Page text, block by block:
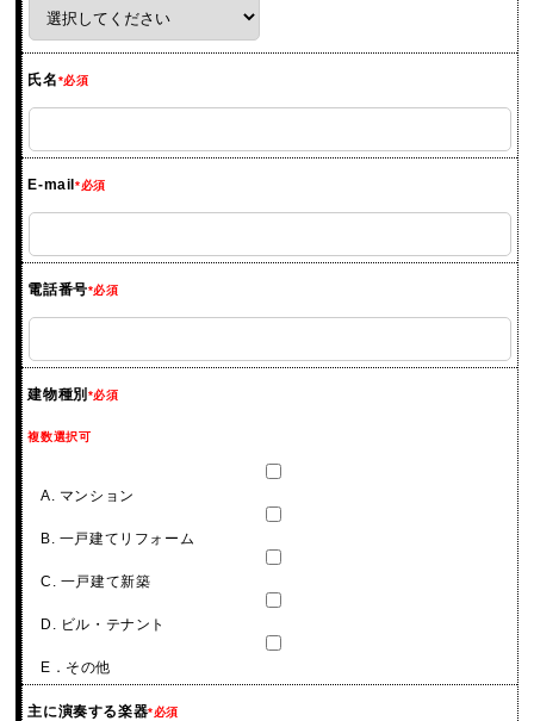
氏名*必須
E-mail*必須
電話番号*必須
建物種別 *必須
複数選択可
A. マンション
B. 一戸建てリフォーム
C. 一戸建て新築
D. ビル・テナント
E．その他
主に演奏する楽器*必須